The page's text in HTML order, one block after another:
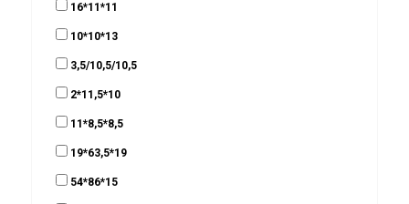
16*11*11
10*10*13
3,5/10,5/10,5
2*11,5*10
11*8,5*8,5
19*63,5*19
54*86*15